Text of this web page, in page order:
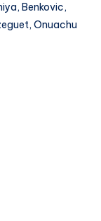
Benkovic,
Onuachu